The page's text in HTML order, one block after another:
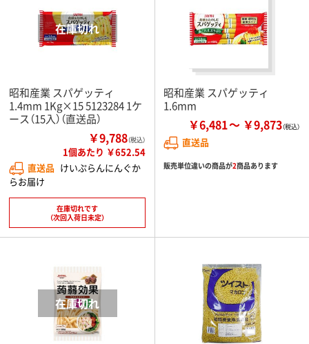
昭和産業 スパゲッティ
1.4mm 1Kg×15 5123284 1ケ
ース（15入）（直送品）
￥9,788（税込）
1個あたり ￥652.54
直送品 けいぷらんにんぐか
らお届け
在庫切れです
（次回入荷日未定）
昭和産業 スパゲッティ
1.6mm
￥6,481 ￥9,873
直送品
販売単位違いの商品が2商品あります